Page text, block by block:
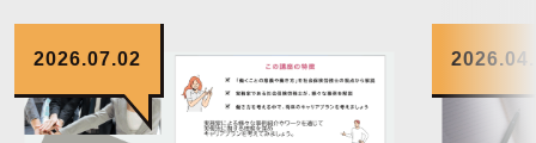
2026.07.02